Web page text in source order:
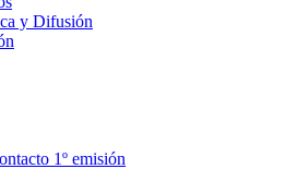
y Difusión
1º emisión